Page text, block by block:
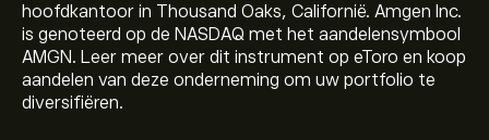
hoofdkantoor in Thousand Oaks, Californië. Amgen Inc.
is genoteerd op de NASDAQ met het aandelensymbool
AMGN. Leer meer over dit instrument op eToro en koop
aandelen van deze onderneming om uw portfolio te
diversifiëren.
De huidige koers van AMGN is 408.30‎$‎.